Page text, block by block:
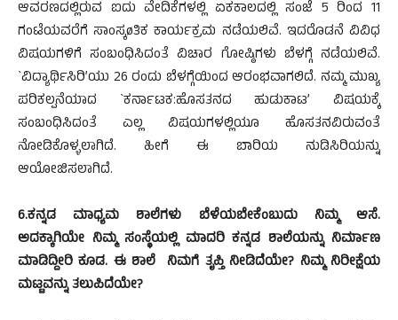
ಆವರಣದಲ್ಲಿರುವ ಐದು ವೇದಿಕೆಗಳಲ್ಲಿ ಏಕಕಾಲದಲ್ಲಿ ಸಂಜೆ 5 ರಿಂದ 11
ಗಂಟೆಯವರೆಗೆ ಸಾಂಸ್ಕøತಿಕ ಕಾರ್ಯಕ್ರಮ ನಡೆಯಲಿವೆ. ಇದರೊಡನೆ ವಿವಿಧ
ವಿಷಯಗಳಿಗೆ ಸಂಬಂಧಿಸಿದಂತೆ ವಿಚಾರ ಗೋಷ್ಠಿಗಳು ಬೆಳಗ್ಗೆ ನಡೆಯಲಿವೆ.
`ವಿದ್ಯಾರ್ಥಿಸಿರಿ’ಯು 26 ರಂದು ಬೆಳಗ್ಗೆಯಿಂದ ಆರಂಭವಾಗಲಿದೆ. ನಮ್ಮ ಮುಖ್ಯ
ಪರಿಕಲ್ಪನೆಯಾದ `ಕರ್ನಾಟಕ:ಹೊಸತನದ ಹುಡುಕಾಟ’ ವಿಷಯಕ್ಕೆ
ಸಂಬಂಧಿಸಿದಂತೆ ಎಲ್ಲ ವಿಷಯಗಳಲ್ಲಿಯೂ ಹೊಸತನವಿರುವಂತೆ
ನೋಡಿಕೊಳ್ಳಲಾಗಿದೆ. ಹೀಗೆ ಈ ಬಾರಿಯ ನುಡಿಸಿರಿಯನ್ನು
ಆಯೋಜಿಸಲಾಗಿದೆ.
6.ಕನ್ನಡ ಮಾಧ್ಯಮ ಶಾಲೆಗಳು ಬೆಳೆಯಬೇಕೆಂಬುದು ನಿಮ್ಮ ಆಸೆ.
ಅದಕ್ಕಾಗಿಯೇ ನಿಮ್ಮ ಸಂಸ್ಥೆಯಲ್ಲಿ ಮಾದರಿ ಕನ್ನಡ ಶಾಲೆಯನ್ನು ನಿರ್ಮಾಣ
ಮಾಡಿದ್ದೀರಿ ಕೂಡ. ಈ ಶಾಲೆ ನಿಮಗೆ ತೃಪ್ತಿ ನೀಡಿದೆಯೇ? ನಿಮ್ಮ ನಿರೀಕ್ಷೆಯ
ಮಟ್ಟವನ್ನು ತಲುಪಿದೆಯೇ?